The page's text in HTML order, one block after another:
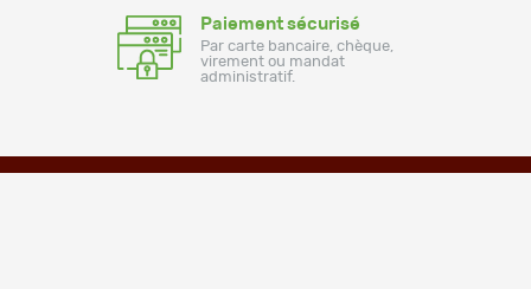
Paiement sécurisé
Par carte bancaire, chèque,
virement ou mandat
administratif.